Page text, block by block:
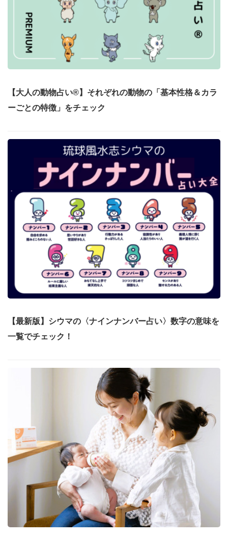
【大人の動物占い®】それぞれの動物の「基本性格＆カラ
ーごとの特徴」をチェック
【最新版】シウマの〈ナインナンバー占い〉数字の意味を
一覧でチェック！